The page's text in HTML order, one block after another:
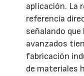
aplicación. La
referencia
señalando
avanzados
fabricación
de materiales